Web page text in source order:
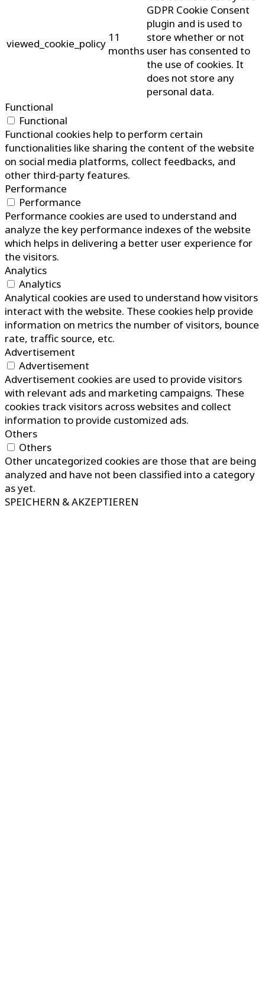
viewed_cookie_policy 11
months
GDPR Cookie Consent
plugin and is used to
store whether or not
user has consented to
the use of cookies. It
does not store any
personal data.
Functional
Functional
Functional cookies help to perform certain
functionalities like sharing the content of the website
on social media platforms, collect feedbacks, and
other third-party features.
Performance
Performance
Performance cookies are used to understand and
analyze the key performance indexes of the website
which helps in delivering a better user experience for
the visitors.
Analytics
Analytics
Analytical cookies are used to understand how visitors
interact with the website. These cookies help provide
information on metrics the number of visitors, bounce
rate, traffic source, etc.
Advertisement
Advertisement
Advertisement cookies are used to provide visitors
with relevant ads and marketing campaigns. These
cookies track visitors across websites and collect
information to provide customized ads.
Others
Others
Other uncategorized cookies are those that are being
analyzed and have not been classified into a category
as yet.
SPEICHERN & AKZEPTIEREN